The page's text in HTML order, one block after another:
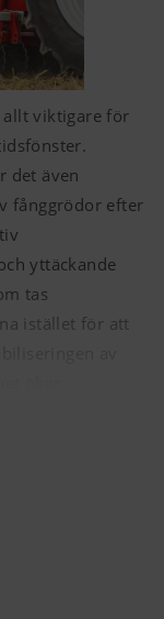
6 Månader
viktigare för
det även
fånggrödor efter
yttäckande
tas
istället för att
risken för